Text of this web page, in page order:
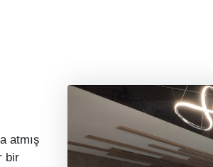
atmış
bir